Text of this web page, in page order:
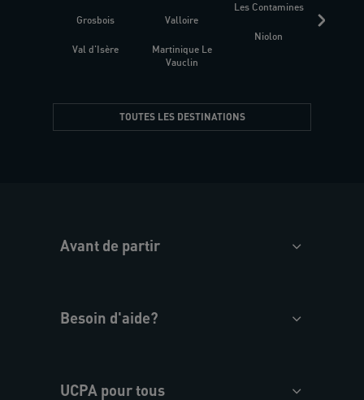
Grosbois
Val d'Isère
Valloire
Martinique Le
Vauclin
Les Contamines
Niolon
TOUTES LES DESTINATIONS
Avant de partir
Besoin d'aide?
UCPA pour tous